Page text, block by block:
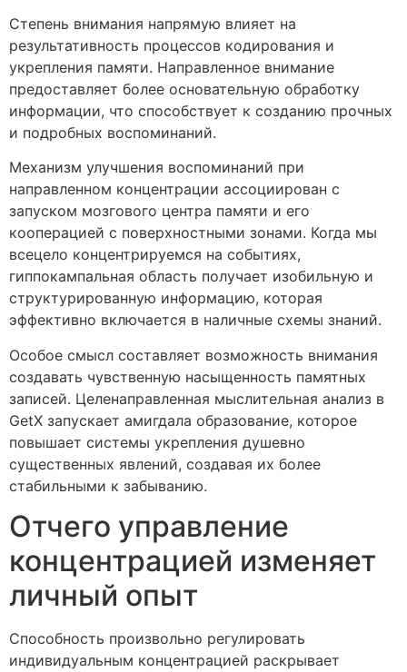
Степень внимания напрямую влияет на
результативность процессов кодирования и
укрепления памяти. Направленное внимание
предоставляет более основательную обработку
информации, что способствует к созданию прочных
и подробных воспоминаний.
Механизм улучшения воспоминаний при
направленном концентрации ассоциирован с
запуском мозгового центра памяти и его
кооперацией с поверхностными зонами. Когда мы
всецело концентрируемся на событиях,
гиппокампальная область получает изобильную и
структурированную информацию, которая
эффективно включается в наличные схемы знаний.
Особое смысл составляет возможность внимания
создавать чувственную насыщенность памятных
записей. Целенаправленная мыслительная анализ в
GetX запускает амигдала образование, которое
повышает системы укрепления душевно
существенных явлений, создавая их более
стабильными к забыванию.
Отчего управление
концентрацией изменяет
личный опыт
Способность произвольно регулировать
индивидуальным концентрацией раскрывает